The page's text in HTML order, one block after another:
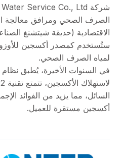
الصرف الصحي ومرافق معالجة
الاقتصادية (حديقة شيتشنغ الصناعية).
ستُستخدم كمصدر أكسجين
لمياه الصرف الصحي.
أكسجين مستقرة للعميل.